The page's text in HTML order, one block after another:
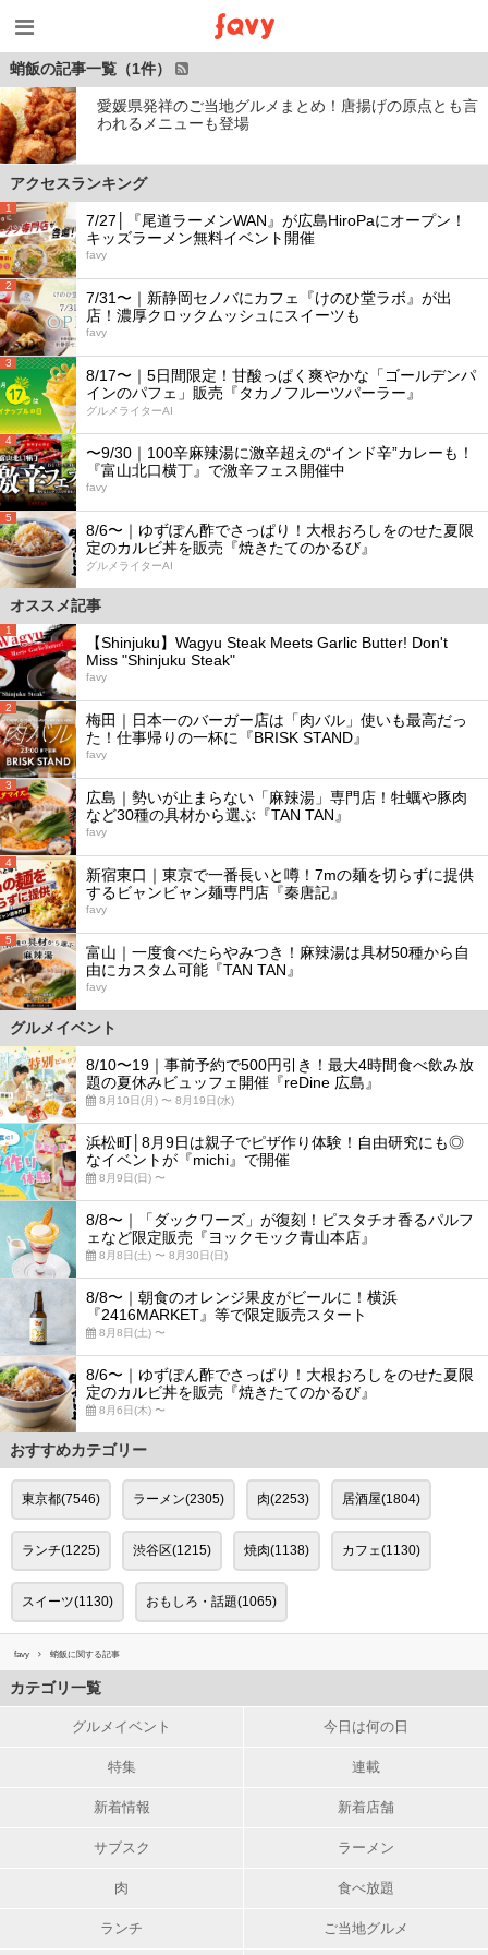
蛸飯の記事一覧（1件）
愛媛県発祥のご当地グルメまとめ！唐揚げの原点とも言
われるメニューも登場
アクセスランキング
1
7/27│『尾道ラーメンWAN』が広島HiroPaにオープン！
キッズラーメン無料イベント開催
favy
2
7/31〜｜新静岡セノバにカフェ『けのひ堂ラボ』が出
店！濃厚クロックムッシュにスイーツも
favy
3
8/17〜｜5日間限定！甘酸っぱく爽やかな「ゴールデンパ
インのパフェ」販売『タカノフルーツパーラー』
グルメライターAI
4
〜9/30｜100辛麻辣湯に激辛超えの“インド辛”カレーも！
『富山北口横丁』で激辛フェス開催中
favy
5
8/6〜｜ゆずぽん酢でさっぱり！大根おろしをのせた夏限
定のカルビ丼を販売『焼きたてのかるび』
グルメライターAI
オススメ記事
1
【Shinjuku】Wagyu Steak Meets Garlic Butter! Don't
Miss "Shinjuku Steak"
favy
2
梅田｜日本一のバーガー店は「肉バル」使いも最高だっ
た！仕事帰りの一杯に『BRISK STAND』
favy
3
広島｜勢いが止まらない「麻辣湯」専門店！牡蠣や豚肉
など30種の具材から選ぶ『TAN TAN』
favy
4
新宿東口｜東京で一番長いと噂！7mの麺を切らずに提供
するビャンビャン麺専門店『秦唐記』
favy
5
富山｜一度食べたらやみつき！麻辣湯は具材50種から自
由にカスタム可能『TAN TAN』
favy
グルメイベント
8/10〜19｜事前予約で500円引き！最大4時間食べ飲み放
題の夏休みビュッフェ開催『reDine 広島』
8月10日(月) 〜 8月19日(水)
浜松町│8月9日は親子でピザ作り体験！自由研究にも◎
なイベントが『michi』で開催
8月9日(日) 〜
8/8〜｜「ダックワーズ」が復刻！ピスタチオ香るパルフ
ェなど限定販売『ヨックモック青山本店』
8月8日(土) 〜 8月30日(日)
8/8〜｜朝食のオレンジ果皮がビールに！横浜
『2416MARKET』等で限定販売スタート
8月8日(土) 〜
8/6〜｜ゆずぽん酢でさっぱり！大根おろしをのせた夏限
定のカルビ丼を販売『焼きたてのかるび』
8月6日(木) 〜
おすすめカテゴリー
東京都(7546) ラーメン(2305) 肉(2253) 居酒屋(1804)
ランチ(1225) 渋谷区(1215) 焼肉(1138) カフェ(1130)
スイーツ(1130) おもしろ・話題(1065)
favy 蛸飯に関する記事
カテゴリ一覧
グルメイベント 今日は何の日
特集 連載
新着情報 新着店舗
サブスク ラーメン
肉 食べ放題
ランチ ご当地グルメ